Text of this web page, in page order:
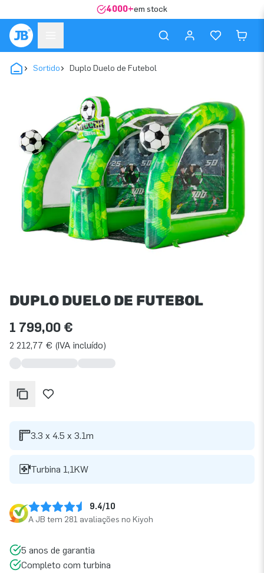
4000+em stock
Sortido Duplo Duelo de Futebol
DUPLO DUELO DE FUTEBOL
1 799,00 €
2 212,77 € (IVA incluído)
3.3 x 4.5 x 3.1m
Turbina 1,1KW
9.4/10
A JB tem 281 avaliações no Kiyoh
5 anos de garantia
Completo com turbina